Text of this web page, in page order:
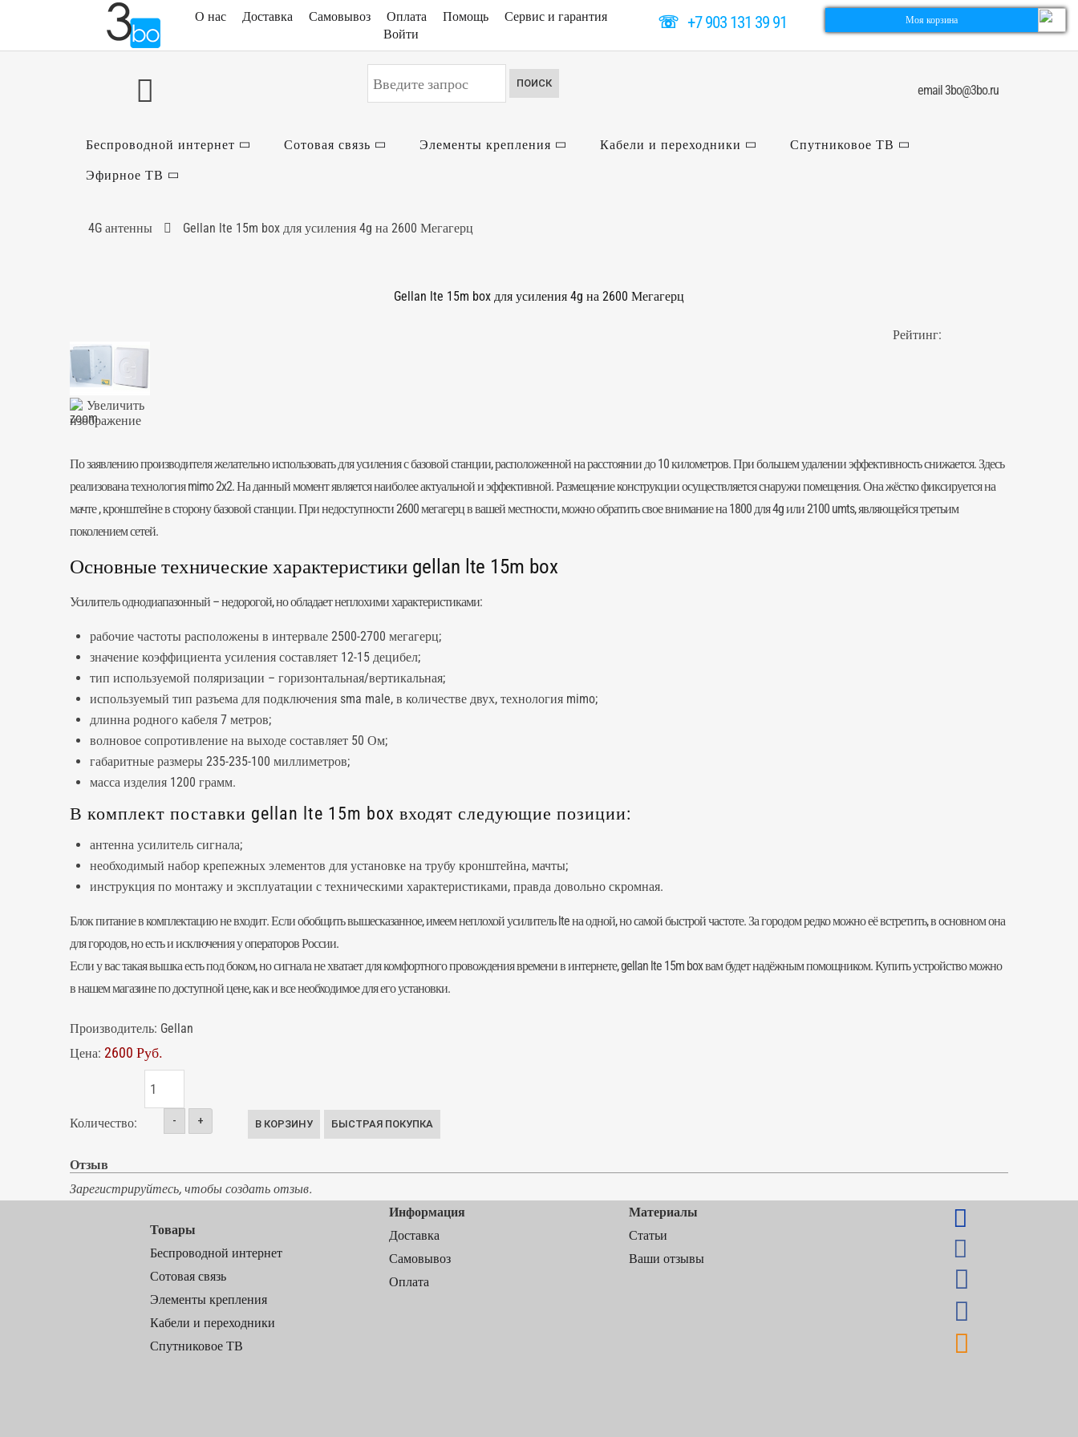
О нас Доставка Самовывоз Оплата Помощь
Сервис и гарантия
Войти
☏+7 903 131 39 91 Моя корзина
ПОИСК email 3bo@3bo.ru
Беспроводной интернет Сотовая связь Элементы крепления Кабели и переходники
Спутниковое ТВ
Эфирное ТВ
4G антенны Gellan lte 15m box для усиления 4g на 2600 Мегагерц
Gellan lte 15m box для усиления 4g на 2600 Мегагерц
Рейтинг:
Увеличить
изображение
По заявлению производителя желательно использовать для усиления с базовой станции, расположенной на расстоянии до 10 километров. При большем удалении эффективность снижается. Здесь
реализована технология mimo 2x2. На данный момент является наиболее актуальной и эффективной. Размещение конструкции осуществляется снаружи помещения. Она жёстко фиксируется на
мачте , кронштейне в сторону базовой станции. При недоступности 2600 мегагерц в вашей местности, можно обратить свое внимание на 1800 для 4g или 2100 umts, являющейся третьим
поколением сетей.
Основные технические характеристики gellan lte 15m box
Усилитель однодиапазонный – недорогой, но обладает неплохими характеристиками:
рабочие частоты расположены в интервале 2500-2700 мегагерц;
значение коэффициента усиления составляет 12-15 децибел;
тип используемой поляризации – горизонтальная/вертикальная;
используемый тип разъема для подключения sma male, в количестве двух, технология mimo;
длинна родного кабеля 7 метров;
волновое сопротивление на выходе составляет 50 Ом;
габаритные размеры 235-235-100 миллиметров;
масса изделия 1200 грамм.
В комплект поставки gellan lte 15m box входят следующие позиции:
антенна усилитель сигнала;
необходимый набор крепежных элементов для установке на трубу кронштейна, мачты;
инструкция по монтажу и эксплуатации с техническими характеристиками, правда довольно скромная.
Блок питание в комплектацию не входит. Если обобщить вышесказанное, имеем неплохой усилитель lte на одной, но самой быстрой частоте. За городом редко можно её встретить, в основном она
для городов, но есть и исключения у операторов России.
Если у вас такая вышка есть под боком, но сигнала не хватает для комфортного провождения времени в интернете, gellan lte 15m box вам будет надёжным помощником. Купить устройство можно
в нашем магазине по доступной цене, как и все необходимое для его установки.
Производитель: Gellan
Цена: 2600 Руб.
Количество: - +
Отзыв
Зарегистрируйтесь, чтобы создать отзыв.
Товары
Беспроводной интернет
Сотовая связь
Элементы крепления
Кабели и переходники
Спутниковое ТВ
Информация
Доставка
Самовывоз
Оплата
Материалы
Статьи
Ваши отзывы